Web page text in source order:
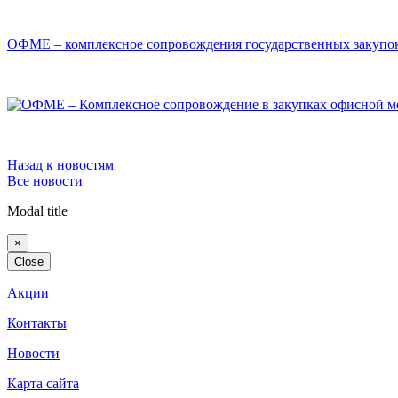
ОФМЕ – комплексное сопровождения государственных
Назад к новостям
Все новости
Modal title
×
Close
Акции
Контакты
Новости
Карта сайта